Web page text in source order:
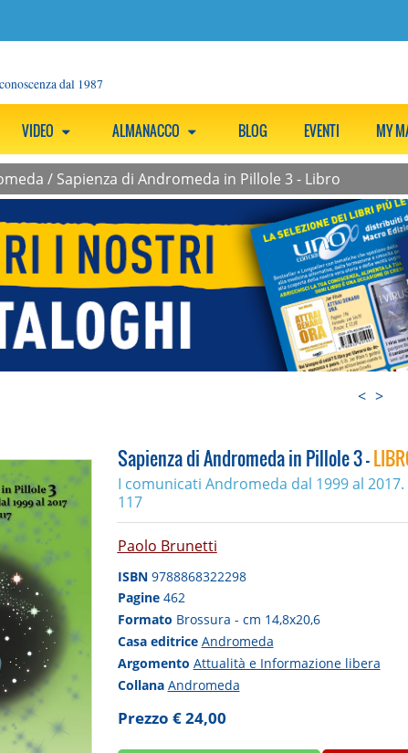
dal 1987
VIDEO ALMANACCO BLOG EVENTI MY
/ Sapienza di Andromeda in Pillole 3 - Libro
< >
Sapienza di Andromeda in Pillole 3 -
I comunicati Andromeda dal 1999 al
117
Paolo Brunetti
ISBN 9788868322298
Pagine 462
Formato Brossura - cm 14,8x20,6
Casa editrice Andromeda
Argomento Attualità e Informazione libera
Collana Andromeda
Prezzo € 24,00